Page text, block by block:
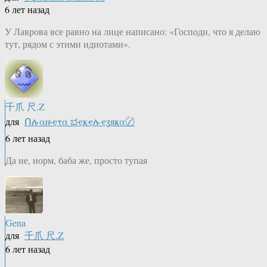
6 лет назад
У Лаврова все равно на лице написано: «Господи, что я делаю
тут, рядом с этими идиотами».
千爪 尺.Z
для Ոሉαዙҿτα ಭҿҝҿሉҿʓяҝα〄
6 лет назад
Да не, норм, баба же, просто тупая
Gena
для 千爪 尺.Z
6 лет назад